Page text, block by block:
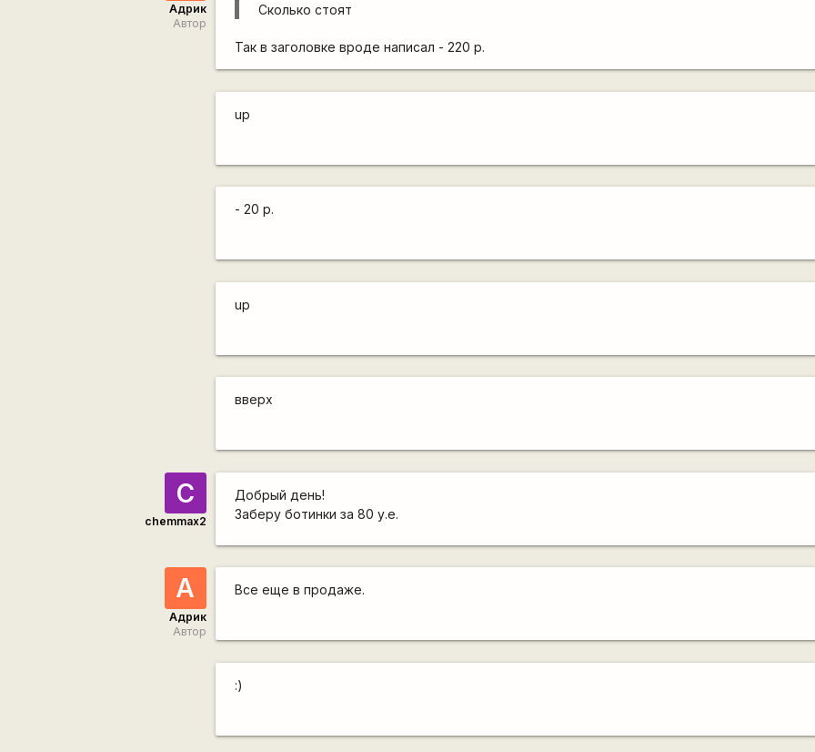
Адрик
Автор
Сколько стоят
Так в заголовке вроде написал - 220 р.
up
- 20 р.
up
вверх
C
chemmax2
Добрый день!
Заберу ботинки за 80 у.е.
А
Адрик
Автор
Все еще в продаже.
:)